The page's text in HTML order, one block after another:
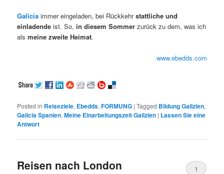
Galiciaimmer eingeladen, bei Rückkehrstattliche und
einladende ist. So,in diesem Sommer zurück zu dem, was ich
alsmeine zweite Heimat.
www.ebedds.com
Posted in Reiseziele, Ebedds,FORMUNG |Tagged Bildung Galizien,
Galicia Spanien,Meine Einarbeitungszeit Galizien | Lassen Sie eine
Antwort
Reisen nach London 1